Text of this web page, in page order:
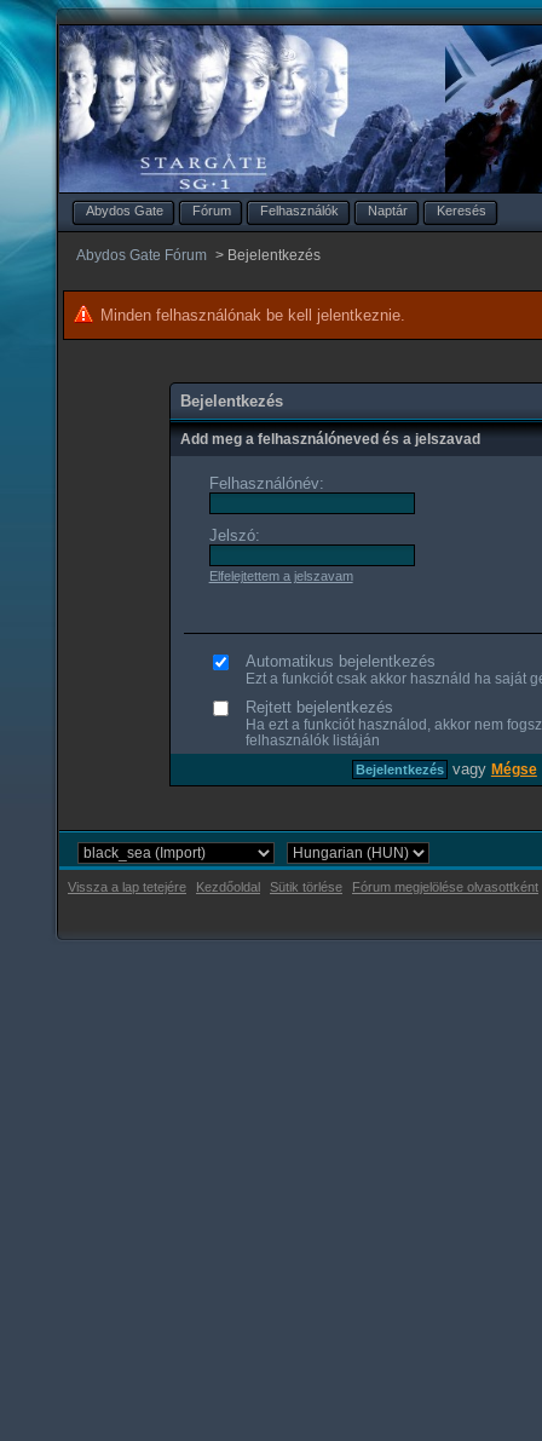
Abydos Gate Fórum Felhasználók Naptár Keresés
Abydos Gate Fórum > Bejelentkezés
Minden felhasználónak be kell jelentkeznie.
Bejelentkezés
Add meg a felhasználóneved és a jelszavad
Felhasználónév:
Jelszó:
Elfelejtettem a jelszavam
Automatikus bejelentkezés
Ezt a funkciót csak akkor használd ha saját
Rejtett bejelentkezés
Ha ezt a funkciót használod, akkor nem
felhasználók listáján
vagy Mégse
Vissza a lap tetejére Kezdőoldal Sütik törlése Fórum megjelölése olvasottként